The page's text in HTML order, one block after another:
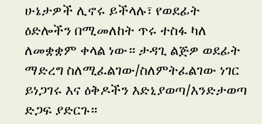
ሁኔታዎች ሊኖሩ ይችላሉ፣ የወደፊት
ዕድሎችን በሚመለከት ጥሩ ተስፋ ካለ
ለመቋቋም ቀላል ነው። ታዳጊ ልጅዎ ወደፊት
ማድረግ ስለሚፈልገው/ስለምትፈልገው ነገር
ይነጋገሩ እና ዕቅዶችን እድኒያወጣ/እንድታወጣ
ድጋፍ ያድርጉ።